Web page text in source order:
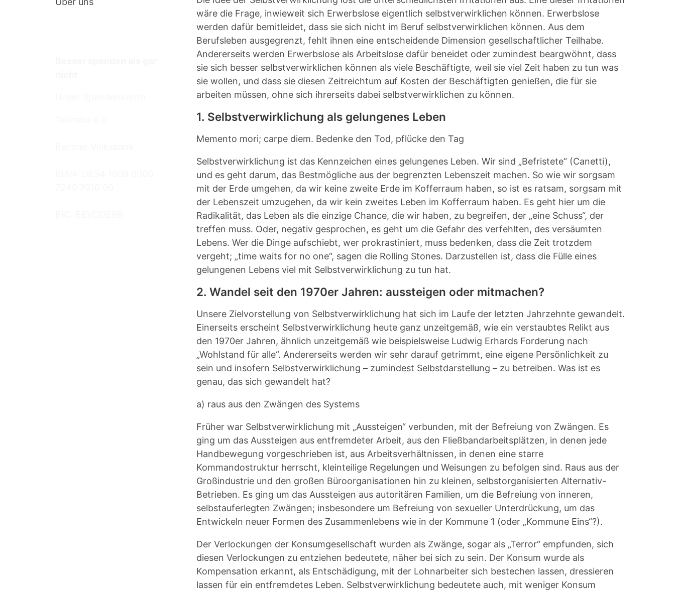
wäre die Frage, inwieweit sich Erwerbslose eigentlich selbstverwirklichen können. Erwerbslose
werden dafür bemitleidet, dass sie sich nicht im Beruf selbstverwirklichen können. Aus dem
Berufsleben ausgegrenzt, fehlt ihnen eine entscheidende Dimension gesellschaftlicher Teilhabe.
Andererseits werden Erwerbslose als Arbeitslose dafür beneidet oder zumindest beargwöhnt, dass
sie sich besser selbstverwirklichen können als viele Beschäftigte, weil sie viel Zeit haben zu tun was
sie wollen, und dass sie diesen Zeitreichtum auf Kosten der Beschäftigten genießen, die für sie
arbeiten müssen, ohne sich ihrerseits dabei selbstverwirklichen zu können.
1. Selbstverwirklichung als gelungenes Leben
Memento mori; carpe diem. Bedenke den Tod, pflücke den Tag
Selbstverwirklichung ist das Kennzeichen eines gelungenes Leben. Wir sind „Befristete“ (Canetti),
und es geht darum, das Bestmögliche aus der begrenzten Lebenszeit machen. So wie wir sorgsam
mit der Erde umgehen, da wir keine zweite Erde im Kofferraum haben, so ist es ratsam, sorgsam mit
der Lebenszeit umzugehen, da wir kein zweites Leben im Kofferraum haben. Es geht hier um die
Radikalität, das Leben als die einzige Chance, die wir haben, zu begreifen, der „eine Schuss“, der
treffen muss. Oder, negativ gesprochen, es geht um die Gefahr des verfehlten, des versäumten
Lebens. Wer die Dinge aufschiebt, wer prokrastiniert, muss bedenken, dass die Zeit trotzdem
vergeht; „time waits for no one“, sagen die Rolling Stones. Darzustellen ist, dass die Fülle eines
gelungenen Lebens viel mit Selbstverwirklichung zu tun hat.
2. Wandel seit den 1970er Jahren: aussteigen oder mitmachen?
Unsere Zielvorstellung von Selbstverwirklichung hat sich im Laufe der letzten Jahrzehnte gewandelt.
Einerseits erscheint Selbstverwirklichung heute ganz unzeitgemäß, wie ein verstaubtes Relikt aus
den 1970er Jahren, ähnlich unzeitgemäß wie beispielsweise Ludwig Erhards Forderung nach
„Wohlstand für alle“. Andererseits werden wir sehr darauf getrimmt, eine eigene Persönlichkeit zu
sein und insofern Selbstverwirklichung – zumindest Selbstdarstellung – zu betreiben. Was ist es
genau, das sich gewandelt hat?
a) raus aus den Zwängen des Systems
Früher war Selbstverwirklichung mit „Aussteigen“ verbunden, mit der Befreiung von Zwängen. Es
ging um das Aussteigen aus entfremdeter Arbeit, aus den Fließbandarbeitsplätzen, in denen jede
Handbewegung vorgeschrieben ist, aus Arbeitsverhältnissen, in denen eine starre
Kommandostruktur herrscht, kleinteilige Regelungen und Weisungen zu befolgen sind. Raus aus der
Großindustrie und den großen Büroorganisationen hin zu kleinen, selbstorganisierten Alternativ-
Betrieben. Es ging um das Aussteigen aus autoritären Familien, um die Befreiung von inneren,
selbstauferlegten Zwängen; insbesondere um Befreiung von sexueller Unterdrückung, um das
Entwickeln neuer Formen des Zusammenlebens wie in der Kommune 1 (oder „Kommune Eins“?).
Der Verlockungen der Konsumgesellschaft wurden als Zwänge, sogar als „Terror“ empfunden, sich
diesen Verlockungen zu entziehen bedeutete, näher bei sich zu sein. Der Konsum wurde als
Kompensation erkannt, als Entschädigung, mit der Lohnarbeiter sich bestechen lassen, dressieren
lassen für ein entfremdetes Leben. Selbstverwirklichung bedeutete auch, mit weniger Konsum